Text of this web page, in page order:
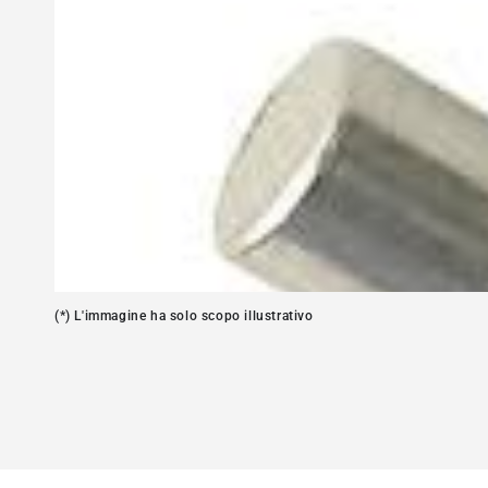
(*) L'immagine ha solo scopo illustrativo
Apre
modale